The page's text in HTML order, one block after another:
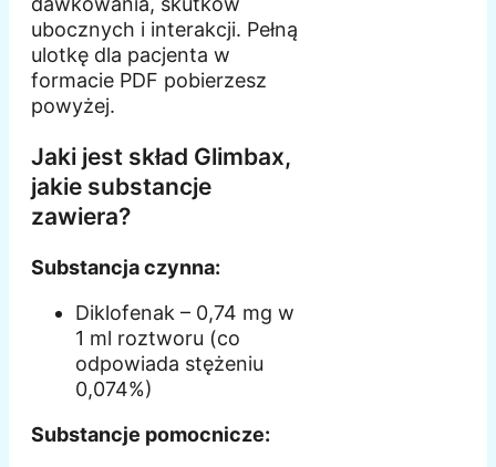
ubocznych i interakcji. Pełną
ulotkę dla pacjenta w
formacie PDF pobierzesz
powyżej.
Jaki jest skład Glimbax,
jakie substancje
zawiera?
Substancja czynna:
Diklofenak – 0,74 mg w
1 ml roztworu (co
odpowiada stężeniu
0,074%)
Substancje pomocnicze: